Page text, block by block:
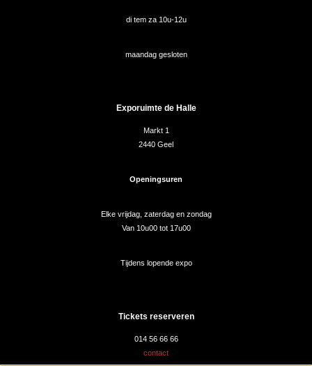
di tem za 10u-12u
maandag gesloten
Exporuimte de Halle
Markt 1
2440 Geel
Openingsuren
Elke vrijdag, zaterdag en zondag
Van 10u00 tot 17u00
Tijdens lopende expo
Tickets reserveren
014 56 66 66
contact